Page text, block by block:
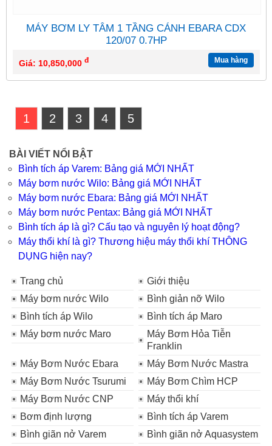
MÁY BƠM LY TÂM 1 TẦNG CÁNH EBARA CDX
120/07 0.7HP
Giá: 10,850,000 đ Mua hàng
1 2 3 4 5
BÀI VIẾT NỔI BẬT
Bình tích áp Varem: Bảng giá MỚI NHẤT
Máy bơm nước Wilo: Bảng giá MỚI NHẤT
Máy bơm nước Ebara: Bảng giá MỚI NHẤT
Máy bơm nước Pentax: Bảng giá MỚI NHẤT
Bình tích áp là gì? Cấu tạo và nguyên lý hoạt động?
Máy thổi khí là gì? Thương hiệu máy thổi khí THÔNG
DỤNG hiện nay?
Trang chủ
Giới thiệu
Máy bơm nước Wilo
Bình giản nỡ Wilo
Bình tích áp Wilo
Bình tích áp Maro
Máy bơm nước Maro
Máy Bơm Hỏa Tiễn
Franklin
Máy Bơm Nước Ebara
Máy Bơm Nước Mastra
Máy Bơm Nước Tsurumi
Máy Bơm Chìm HCP
Máy Bơm Nước CNP
Máy thổi khí
Bơm định lượng
Bình tích áp Varem
Bình giãn nở Varem
Bình giãn nở Aquasystem